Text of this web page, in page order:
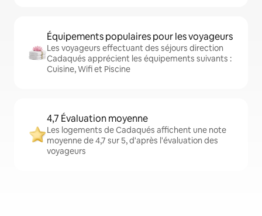
Équipements populaires pour les voyageurs
Les voyageurs effectuant des séjours direction
Cadaqués apprécient les équipements suivants :
Cuisine, Wifi et Piscine
4,7 Évaluation moyenne
Les logements de Cadaqués affichent une note
moyenne de 4,7 sur 5, d'après l'évaluation des
voyageurs